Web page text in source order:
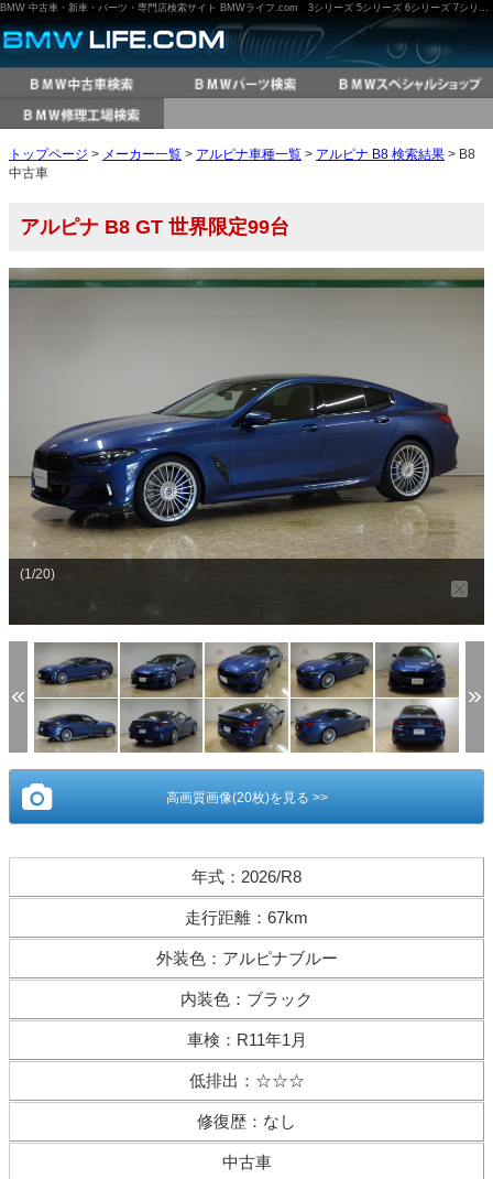
BMW 中古車・新車・パーツ・専門店検索サイト BMWライフ.com 3シリーズ 5シリーズ 6シリーズ 7シリーズ M3 M5 X3 X5 など
トップページ > メーカー一覧 > アルピナ車種一覧 > アルピナ B8 検索結果 > B8
中古車
アルピナ B8 GT 世界限定99台
(1/20)
高画質画像(20枚)を見る >>
年式 ： 2026/R8
走行距離 ： 67km
外装色： アルピナブルー
内装色 ： ブラック
車検 ： R11年1月
低排出 ： ☆☆☆
修復歴 ： なし
中古車